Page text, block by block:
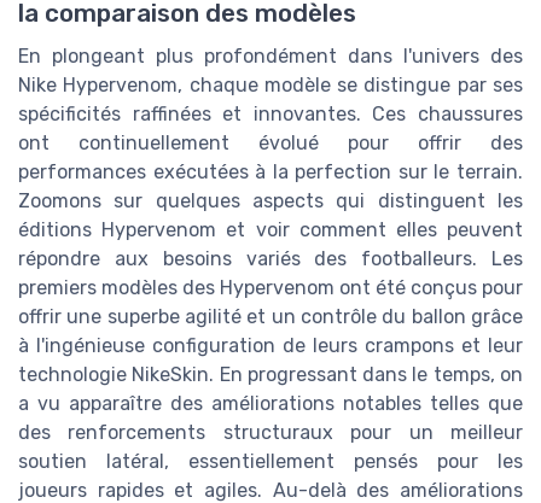
la comparaison des modèles
En plongeant plus profondément dans l'univers des
Nike Hypervenom, chaque modèle se distingue par ses
spécificités raffinées et innovantes. Ces chaussures
ont continuellement évolué pour offrir des
performances exécutées à la perfection sur le terrain.
Zoomons sur quelques aspects qui distinguent les
éditions Hypervenom et voir comment elles peuvent
répondre aux besoins variés des footballeurs. Les
premiers modèles des Hypervenom ont été conçus pour
offrir une superbe agilité et un contrôle du ballon grâce
à l'ingénieuse configuration de leurs crampons et leur
technologie NikeSkin. En progressant dans le temps, on
a vu apparaître des améliorations notables telles que
des renforcements structuraux pour un meilleur
soutien latéral, essentiellement pensés pour les
joueurs rapides et agiles. Au-delà des améliorations